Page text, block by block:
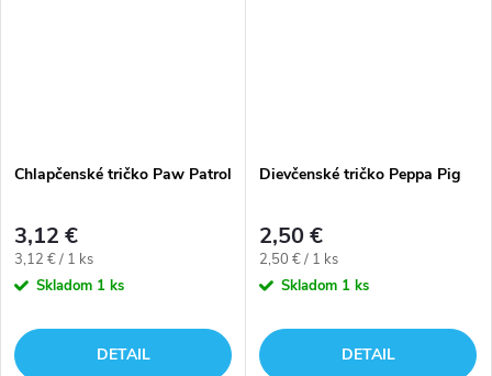
Chlapčenské tričko Paw Patrol
3,12 €
Jednotková
cena:
3,12 € / 1 ks
Skladom 1 ks
DETAIL
Dievčenské tričko Peppa Pig
2,50 €
Jednotková
cena:
2,50 € / 1 ks
Skladom 1 ks
DETAIL